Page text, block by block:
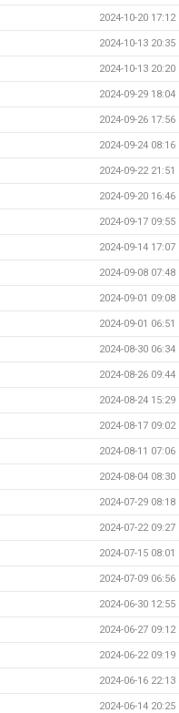
2024-10-20 17:12
2024-10-13 20:35
2024-10-13 20:20
2024-09-29 18:04
2024-09-26 17:56
2024-09-24 08:16
2024-09-22 21:51
2024-09-20 16:46
2024-09-17 09:55
2024-09-14 17:07
2024-09-08 07:48
2024-09-01 09:08
2024-09-01 06:51
2024-08-30 06:34
2024-08-26 09:44
2024-08-24 15:29
2024-08-17 09:02
2024-08-11 07:06
2024-08-04 08:30
2024-07-29 08:18
2024-07-22 09:27
2024-07-15 08:01
2024-07-09 06:56
2024-06-30 12:55
2024-06-27 09:12
2024-06-22 09:19
2024-06-16 22:13
2024-06-14 20:25